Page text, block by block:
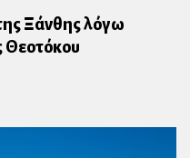
Ξάνθης λόγω
Θεοτόκου